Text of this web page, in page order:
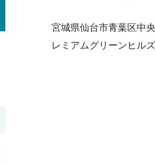
宮城県仙台市青葉区中
レミアムグリーンヒル